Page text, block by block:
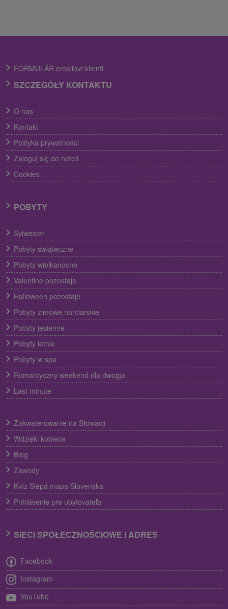
FORMULÁR emailoví klienti
SZCZEGÓŁY KONTAKTU
O nas
Kontakt
Polityka prywatności
Zaloguj się do hoteli
Cookies
POBYTY
Sylwester
Pobyty świąteczne
Pobyty wielkanocne
Valentine pozostaje
Halloween pozostaje
Pobyty zimowe narciarskie
Pobyty jesienne
Pobyty letnie
Pobyty w spa
Romantyczny weekend dla dwojga
Last minute
Zakwaterowanie na Słowacji
Wdzięki kobiece
Blog
Zawody
Kvíz Slepá mapa Slovenska
Prihlásenie pre ubytovateľa
SIECI SPOŁECZNOŚCIOWE I ADRES
Facebook
Instagram
YouTube